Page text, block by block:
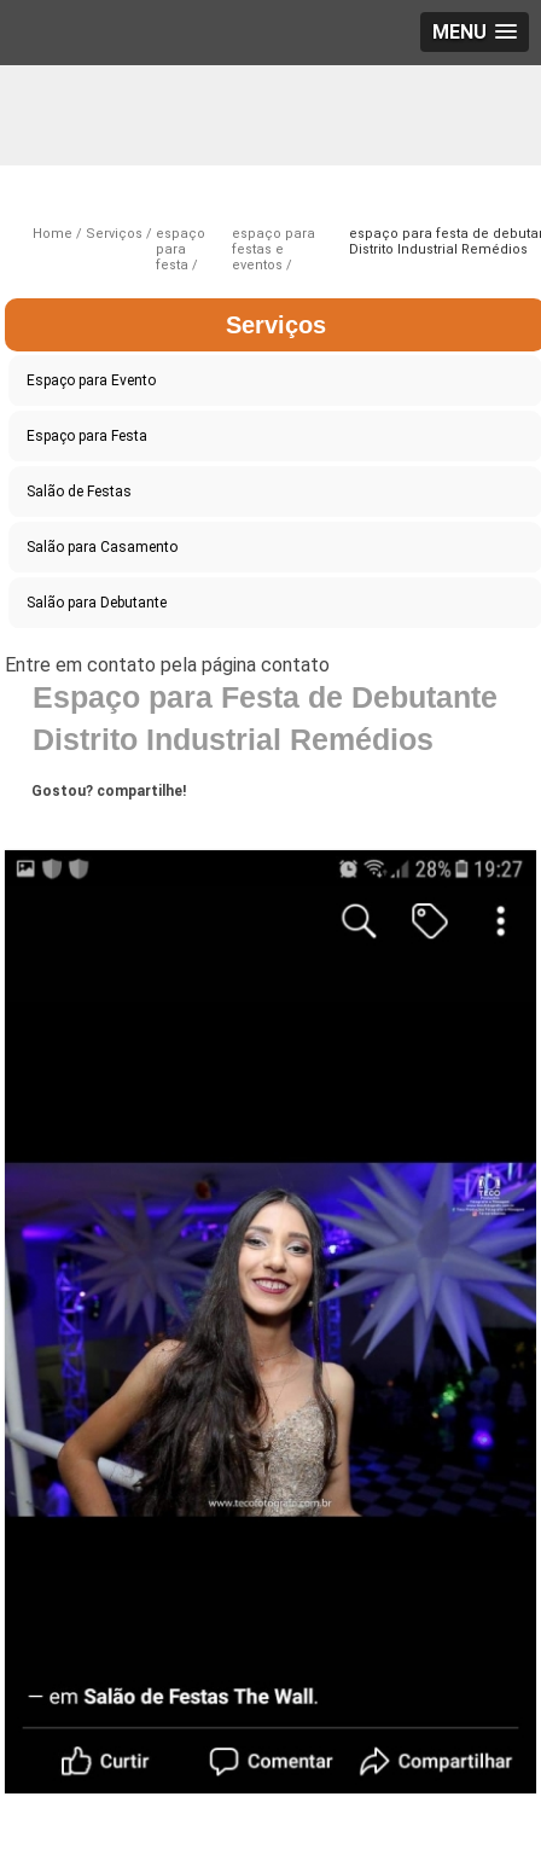
MENU
Home Serviços
espaço
para
festa
espaço para
festas e
eventos
espaço para festa de
Distrito Industrial Remédios
Serviços
Espaço para Evento
Espaço para Festa
Salão de Festas
Salão para Casamento
Salão para Debutante
Espaço para Festa de Debutante
Distrito Industrial Remédios
Gostou? compartilhe!